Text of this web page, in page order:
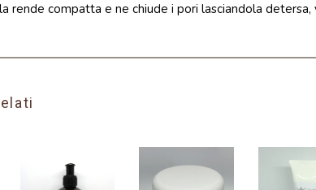
rende compatta e ne chiude i pori lasciandola